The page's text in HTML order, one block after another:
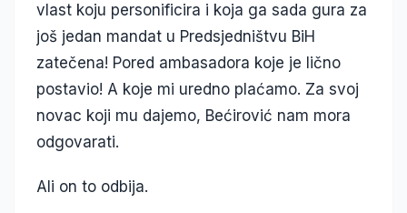
vlast koju personificira i koja ga sada gura za
još jedan mandat u Predsjedništvu BiH
zatečena! Pored ambasadora koje je lično
postavio! A koje mi uredno plaćamo. Za svoj
novac koji mu dajemo, Bećirović nam mora
odgovarati.
Ali on to odbija.